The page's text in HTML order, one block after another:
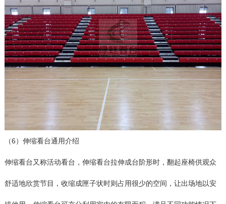
（6）伸缩看台通用介绍
伸缩看台又称活动看台，伸缩看台拉伸成台阶形时，翻起座椅供观众
舒适地欣赏节目，收缩成匣子状时则占用很少的空间，让出场地以安